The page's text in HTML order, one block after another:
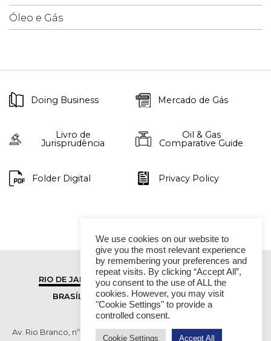
Óleo e Gás
Doing Business Mercado de Gás
Livro de
Jurisprudência
Oil & Gas
Comparative Guide
Folder Digital Privacy Policy
RIO DE JANEIRO
SÃO PAULO
BRASÍLIA
VITÓRIA
Av. Rio Branco, nº 01, 14º andar - Ed. RB1- Centro, Rio de Janeiro -
We use cookies on our website to
give you the most relevant experience
by remembering your preferences and
repeat visits. By clicking “Accept All”,
you consent to the use of ALL the
cookies. However, you may visit
"Cookie Settings" to provide a
controlled consent.
Cookie Settings Accept All